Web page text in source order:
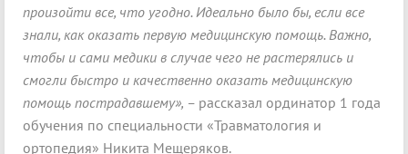
произойти все, что угодно. Идеально было бы, если все
знали, как оказать первую медицинскую помощь. Важно,
чтобы и сами медики в случае чего не растерялись и
смогли быстро и качественно оказать медицинскую
помощь пострадавшему», – рассказал ординатор 1 года
обучения по специальности «Травматология и
ортопедия» Никита Мещеряков.